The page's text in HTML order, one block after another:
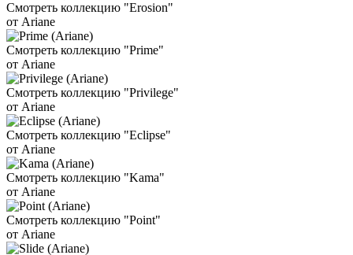
Смотреть коллекцию "Erosion"
от Ariane
Смотреть коллекцию "Prime"
от Ariane
Смотреть коллекцию "Privilege"
от Ariane
Смотреть коллекцию "Eclipse"
от Ariane
Смотреть коллекцию "Kama"
от Ariane
Смотреть коллекцию "Point"
от Ariane